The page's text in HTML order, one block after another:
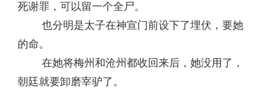
死谢罪，可以留一个全尸。
也分明是太子在神宣门前设下了埋伏，要她
的命。
在她将梅州和沧州都收回来后，她没用了，
朝廷就要卸磨宰驴了。